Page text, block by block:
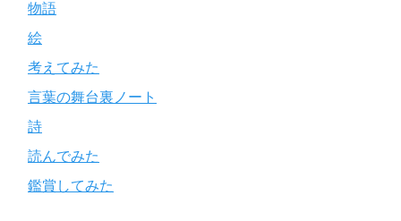
物語
絵
考えてみた
言葉の舞台裏ノート
詩
読んでみた
鑑賞してみた